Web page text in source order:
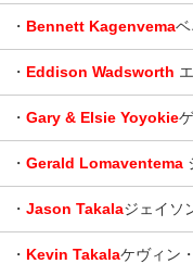
・ Bennett Kagenvema
・ Eddison Wadsworth
・ Gary & Elsie Yoyokie
・ Gerald Lomaventema
・ Jason Takalaジェイソ
・ Kevin Takalaケヴィン